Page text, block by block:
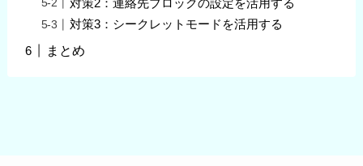
対策2：連絡先ブロックの設定を活用する
対策3：シークレットモードを活用する
まとめ